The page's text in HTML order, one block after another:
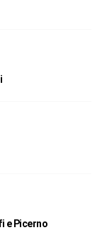
e Picerno